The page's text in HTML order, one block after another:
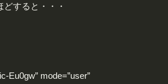
すると・・・
Eu0gw” mode=”user”